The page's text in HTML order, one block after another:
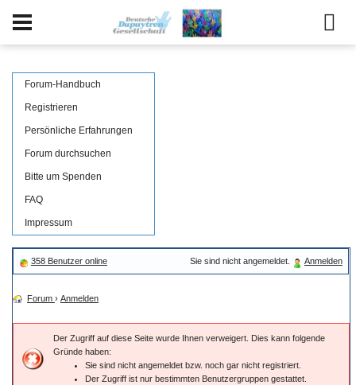
Forum-Handbuch
Registrieren
Persönliche Erfahrungen
Forum durchsuchen
Bitte um Spenden
FAQ
Impressum
358 Benutzer online Sie sind nicht angemeldet. Anmelden
Forum › Anmelden
Der Zugriff auf diese Seite wurde Ihnen verweigert. Dies kann folgende
Gründe haben:
Sie sind nicht angemeldet bzw. noch gar nicht registriert.
Der Zugriff ist nur bestimmten Benutzergruppen gestattet.